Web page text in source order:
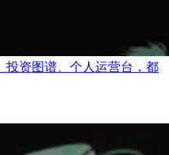
投资图谱、个人运营台，都